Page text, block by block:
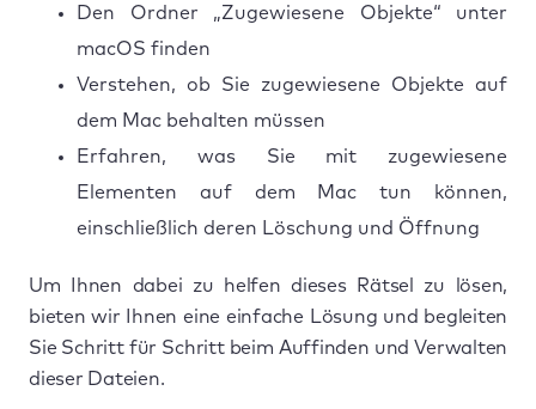
Den Ordner „Zugewiesene Objekte“ unter
macOS finden
Verstehen, ob Sie zugewiesene Objekte auf
dem Mac behalten müssen
Erfahren, was Sie mit zugewiesene
Elementen auf dem Mac tun können,
einschließlich deren Löschung und Öffnung
Um Ihnen dabei zu helfen dieses Rätsel zu lösen,
bieten wir Ihnen eine einfache Lösung und begleiten
Sie Schritt für Schritt beim Auffinden und Verwalten
dieser Dateien.